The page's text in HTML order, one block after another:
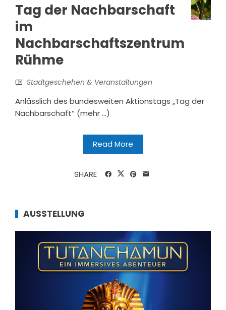
Tag der Nachbarschaft
im
Nachbarschaftszentrum
Rühme
Stadtgeschehen & Veranstaltungen
Anlässlich des bundesweiten Aktionstags „Tag der
Nachbarschaft“ (mehr …)
Read More
SHARE
AUSSTELLUNG